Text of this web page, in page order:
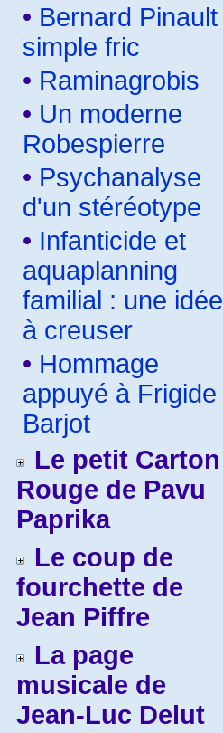
• Bernard Pinault
simple fric
• Raminagrobis
• Un moderne
Robespierre
• Psychanalyse
d'un stéréotype
• Infanticide et
aquaplanning
familial : une idée
à creuser
• Hommage
appuyé à Frigide
Barjot
Le petit Carton
Rouge de Pavu
Paprika
Le coup de
fourchette de
Jean Piffre
La page
musicale de
Jean-Luc Delut